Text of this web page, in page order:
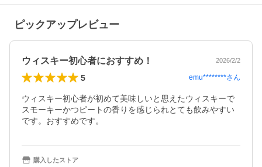
ピックアップレビュー
ウィスキー初心者におすすめ！ 2026/2/2
5 emu********さん
ウィスキー初心者が初めて美味しいと思えたウィスキーで
スモーキーかつピートの香りを感じられとても飲みやすい
です。おすすめです。
購入したストア